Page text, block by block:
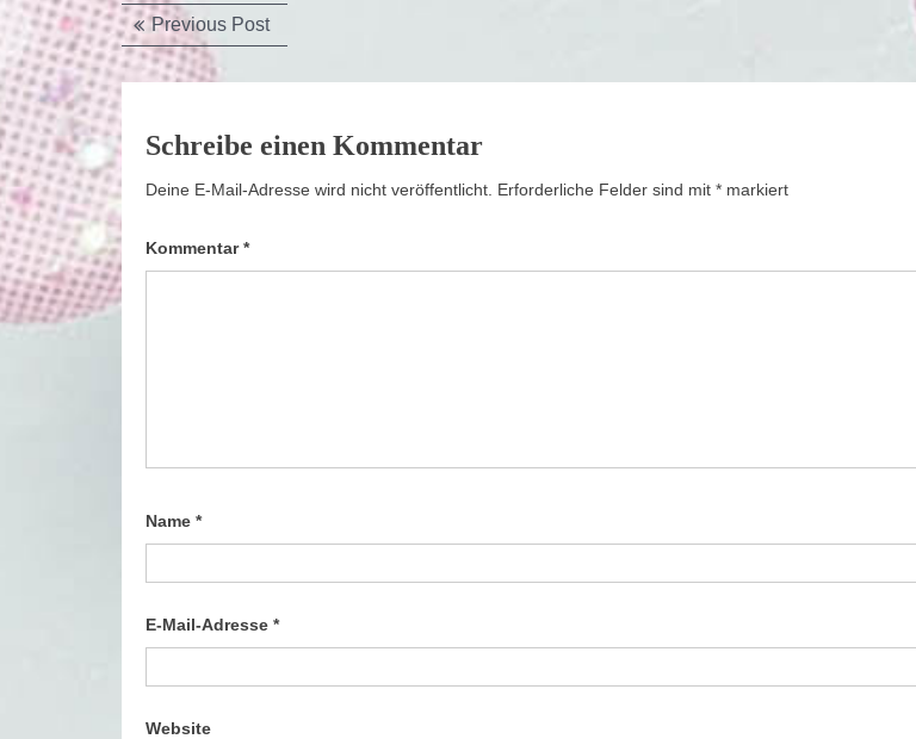
Beitragsnavigation
Previous PostPrevious
post:
Schreibe einen Kommentar
Deine E-Mail-Adresse wird nicht veröffentlicht. Erforderliche Felder sind mit * markiert
Kommentar*
Name *
E-Mail-Adresse *
Website